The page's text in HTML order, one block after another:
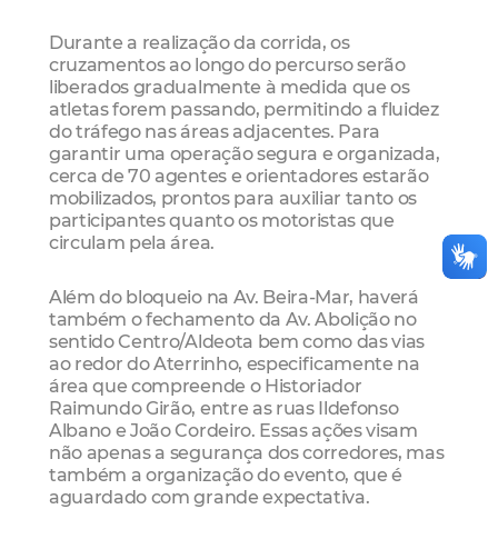
Durante a realização da corrida, os
cruzamentos ao longo do percurso serão
liberados gradualmente à medida que os
atletas forem passando, permitindo a fluidez
do tráfego nas áreas adjacentes. Para
garantir uma operação segura e organizada,
cerca de 70 agentes e orientadores estarão
mobilizados, prontos para auxiliar tanto os
participantes quanto os motoristas que
circulam pela área.
Além do bloqueio na Av. Beira-Mar, haverá
também o fechamento da Av. Abolição no
sentido Centro/Aldeota bem como das vias
ao redor do Aterrinho, especificamente na
área que compreende o Historiador
Raimundo Girão, entre as ruas Ildefonso
Albano e João Cordeiro. Essas ações visam
não apenas a segurança dos corredores, mas
também a organização do evento, que é
aguardado com grande expectativa.